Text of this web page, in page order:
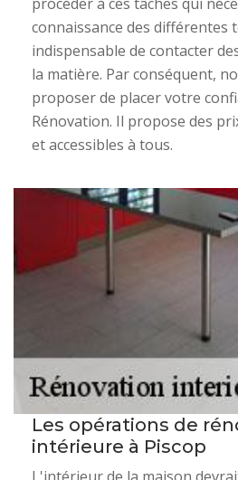
connaissance des différentes
indispensable de contacter
la matière. Par conséquent,
proposer de placer votre
Rénovation. Il propose des
et accessibles à tous.
Les opérations de
intérieure à Piscop